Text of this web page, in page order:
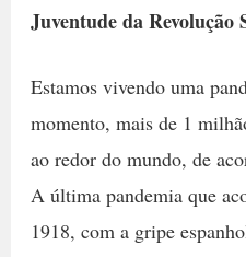
Juventude da Revolução
Estamos vivendo uma
momento, mais de 1
ao redor do mundo, de
A última pandemia que
1918, com a gripe